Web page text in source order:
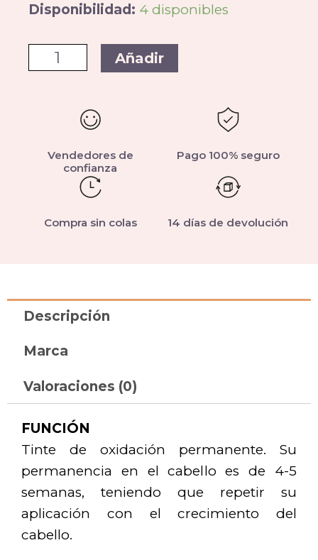
Disponibilidad: 4 disponibles
Añadir
Vendedores de
confianza
Pago 100% seguro
Compra sin colas 14 días de devolución
Descripción
Marca
Valoraciones (0)
FUNCIÓN
Tinte de oxidación permanente. Su
permanencia en el cabello es de 4-5
semanas, teniendo que repetir su
aplicación con el crecimiento del
cabello.